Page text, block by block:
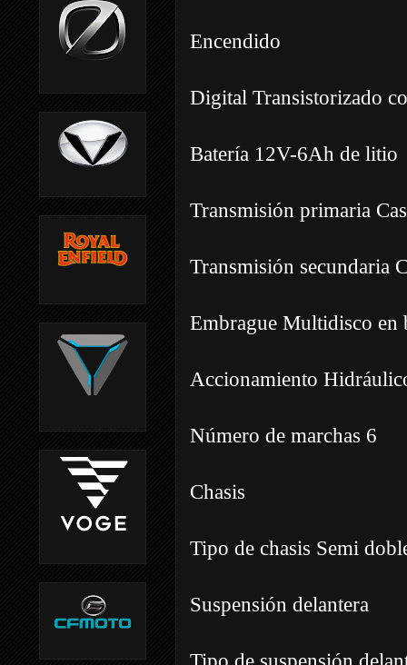
Encendido
Digital Transistorizado
Batería 12V-6Ah de litio
Transmisión primaria
Transmisión secundaria
Embrague Multidisco en
Accionamiento
Número de marchas 6
Chasis
Tipo de chasis Semi
Suspensión delantera